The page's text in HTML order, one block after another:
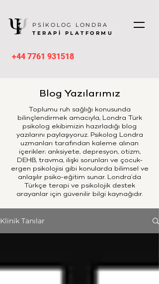
+44 7761 931518
PSİKOLOG LONDRA
TERAPİ PLATFORMU
Blog Yazılarımız
Toplumu ruh sağlığı konusunda
bilinçlendirmek amacıyla, Londra Türk
psikolog ekibimizin hazırladığı blog
yazılarını paylaşıyoruz. Psikolog Londra
uzmanları tarafından kaleme alınan
içerikler; anksiyete, depresyon, otizm,
DEHB, travma, ilişki sorunları ve çocuk-
ergen psikolojisi gibi konularda bilimsel ve
anlaşılır psiko-eğitim sunar. Londra’da
Türkçe terapi ve psikolojik destek
arayanlar için güvenilir bilgi kaynağıdır.
Klinik Tanılar